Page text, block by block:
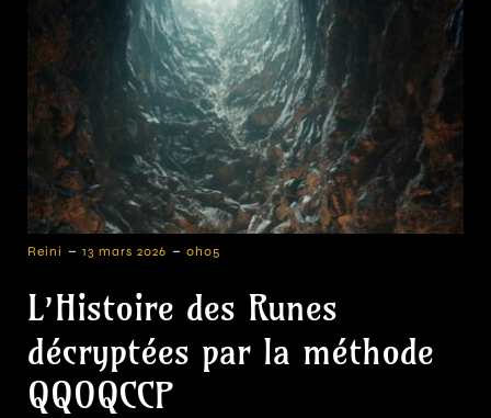
Reini - 13 mars 2026 - 0h05
L’Histoire des Runes
décryptées par la méthode
QQOQCCP